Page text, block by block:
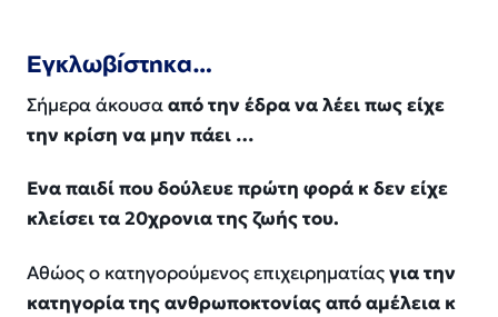
Εγκλωβίστηκα…
Σήμερα άκουσααπό την έδρα να λέει πως είχε
την κρίση να μην πάει …
Ενα παιδί που δούλευε πρώτη φορά κ δεν είχε
κλείσει τα 20χρονια της ζωής του.
Αθώος ο κατηγορούμενος επιχειρηματίαςγια την
κατηγορία της ανθρωποκτονίας από αμέλεια κ